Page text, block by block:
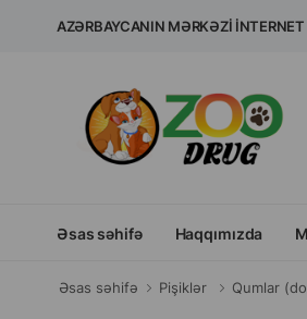
AZƏRBAYCANIN MƏRKƏZI
Əsas səhifə Haqqımızda
Əsas səhifə Pişiklər Qumlar